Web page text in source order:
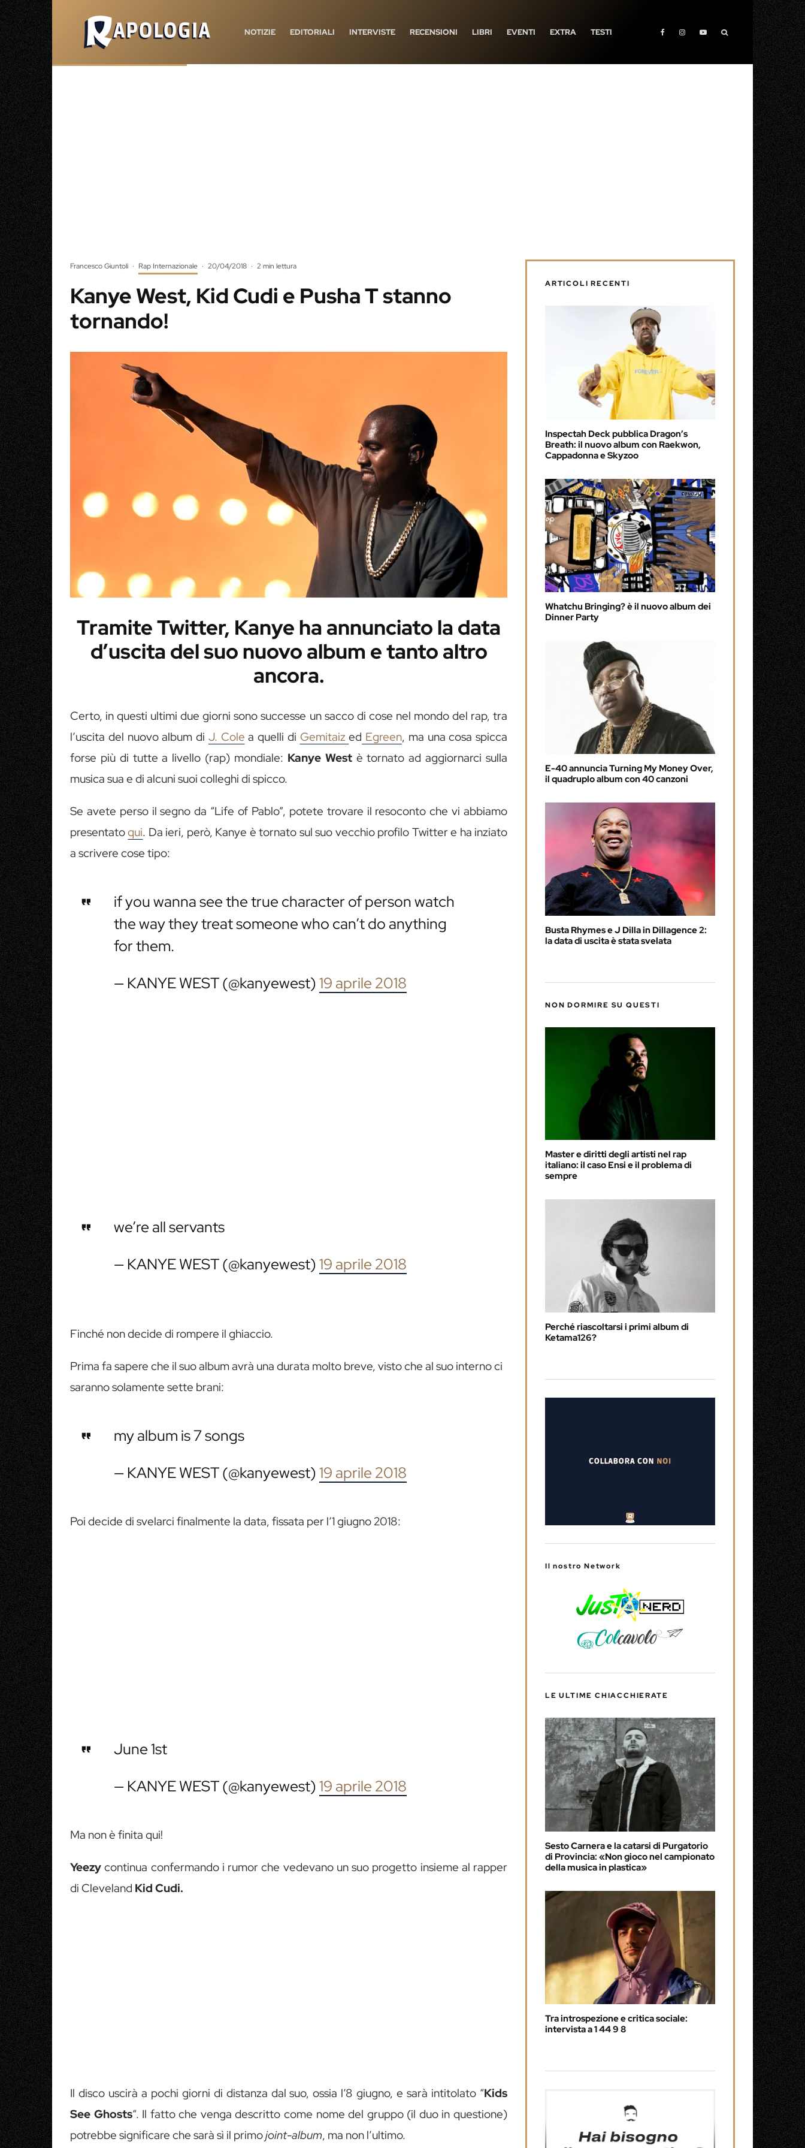
NOTIZIE EDITORIALI INTERVISTE RECENSIONI LIBRI EVENTI EXTRA TESTI
Francesco Giuntoli · Rap Internazionale · 20/04/2018 · 2 min lettura
Kanye West, Kid Cudi e Pusha T stanno
tornando!
Tramite Twitter, Kanye ha annunciato la data
d’uscita del suo nuovo album e tanto altro
ancora.
Certo, in questi ultimi due giorni sono successe un sacco di cose nel mondo del rap, tra
l’uscita del nuovo album di J. Cole a quelli di Gemitaized Egreen, ma una cosa spicca
forse più di tutte a livello (rap) mondiale: Kanye Westè tornato ad aggiornarci sulla
musica sua e di alcuni suoi colleghi di spicco.
Se avete perso il segno da “Life of Pablo”, potete trovare il resoconto che vi abbiamo
presentatoqui. Da ieri, però, Kanye è tornato sul suo vecchio profilo Twitter e ha inziato
a scrivere cose tipo:
if you wanna see the true character of person watch
the way they treat someone who can’t do anything
for them.
— KANYE WEST (@kanyewest)19 aprile 2018
we’re all servants
— KANYE WEST (@kanyewest)19 aprile 2018
Finché non decide di rompere il ghiaccio.
Prima fa sapere che il suo album avrà una durata molto breve, visto che al suo interno ci
saranno solamente sette brani:
my album is 7 songs
— KANYE WEST (@kanyewest)19 aprile 2018
Poi decide di svelarci finalmente la data, fissata per l’1 giugno 2018:
June 1st
— KANYE WEST (@kanyewest)19 aprile 2018
Ma non è finita qui!
Yeezy continua confermando i rumor che vedevano un suo progetto insieme al rapper
di Cleveland Kid Cudi.
Il disco uscirà a pochi giorni di distanza dal suo, ossia l’8 giugno, e sarà intitolato “Kids
See Ghosts“. Il fatto che venga descritto come nome del gruppo (il duo in questione)
potrebbe significare che sarà sì il primojoint-album, ma non l’ultimo.
ARTICOLI RECENTI
Inspectah Deck pubblica Dragon’s
Breath: il nuovo album con Raekwon,
Cappadonna e Skyzoo
Whatchu Bringing? è il nuovo album dei
Dinner Party
E-40 annuncia Turning My Money Over,
il quadruplo album con 40 canzoni
Busta Rhymes e J Dilla in Dillagence 2:
la data di uscita è stata svelata
NON DORMIRE SU QUESTI
Master e diritti degli artisti nel rap
italiano: il caso Ensi e il problema di
sempre
Perché riascoltarsi i primi album di
Ketama126?
Il nostro Network
LE ULTIME CHIACCHIERATE
Sesto Carnera e la catarsi di Purgatorio
di Provincia: «Non gioco nel campionato
della musica in plastica»
Tra introspezione e critica sociale:
intervista a 1 44 9 8